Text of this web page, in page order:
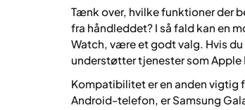
Tænk over, hvilke funktioner der
fra håndleddet? I så fald kan en
Watch, være et godt valg. Hvis
understøtter tjenester som Apple
Kompatibilitet er en anden vigtig
Android-telefon, er Samsung